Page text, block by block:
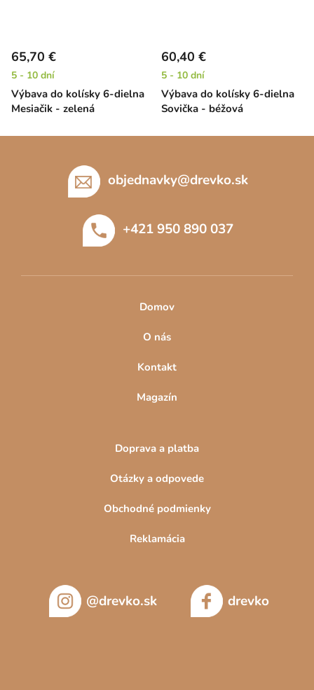
Výbava do kolísky 6-dielna
Mesiačik - zelená
65,70 €
5 - 10 dní
Výbava do kolísky 6-dielna
Sovička - béžová
60,40 €
5 - 10 dní
objednavky@drevko.sk
+421 950 890 037
Domov
O nás
Kontakt
Magazín
Doprava a platba
Otázky a odpovede
Obchodné podmienky
Reklamácia
@drevko.sk drevko